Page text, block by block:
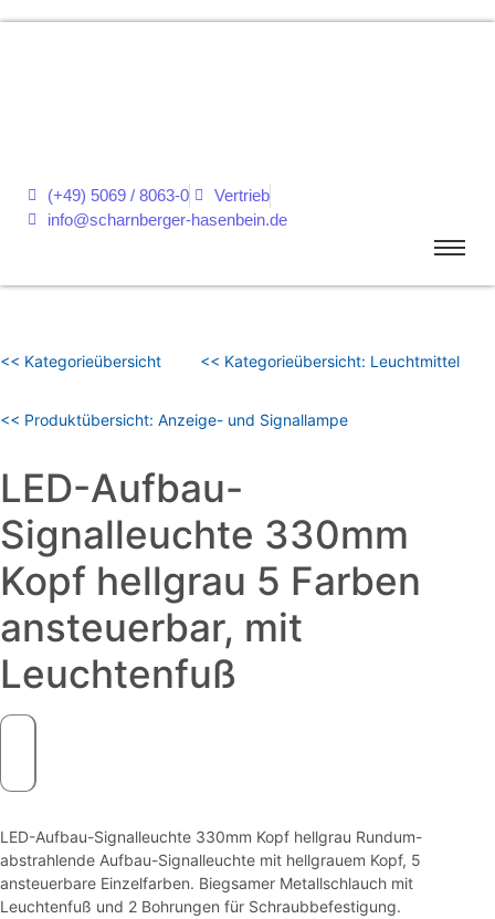
(+49) 5069 / 8063-0
Vertrieb
info@scharnberger-hasenbein.de
<< Kategorieübersicht << Kategorieübersicht: Leuchtmittel
<< Produktübersicht: Anzeige- und Signallampe
LED-Aufbau-
Signalleuchte 330mm
Kopf hellgrau 5 Farben
ansteuerbar, mit
Leuchtenfuß
LED-Aufbau-Signalleuchte 330mm Kopf hellgrau Rundum-
abstrahlende Aufbau-Signalleuchte mit hellgrauem Kopf, 5
ansteuerbare Einzelfarben. Biegsamer Metallschlauch mit
Leuchtenfuß und 2 Bohrungen für Schraubbefestigung.